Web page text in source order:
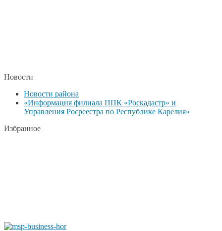
Новости
Новости района
«Информация филиала ППК «Роскадастр» и
Управления Росреестра по Республике Карелия»
Избранное